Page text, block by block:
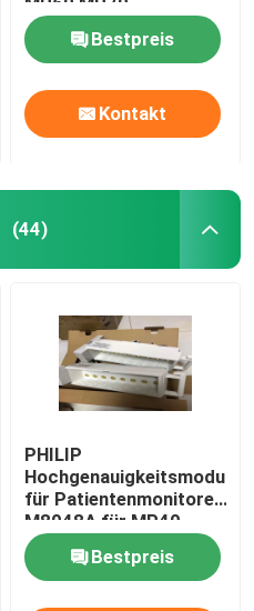
Bestpreis
Kontakt
(44)
PHILIP
Hochgenauigkeitsmodul
für Patientenmonitore
M8048A für MP40
MP50
Bestpreis